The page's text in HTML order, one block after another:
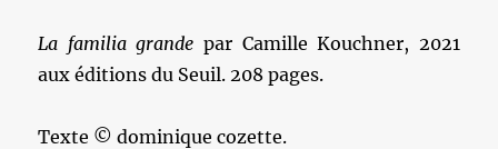
La familia grande par Camille Kouchner, 2021
aux éditions du Seuil. 208 pages.
Texte © dominique cozette.